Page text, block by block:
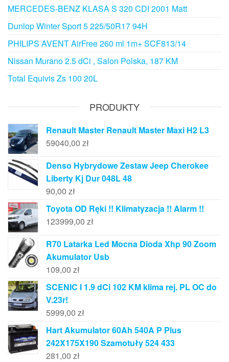
MERCEDES-BENZ KLASA S 320 CDI 2001 Matt
Dunlop Winter Sport 5 225/50R17 94H
PHILIPS AVENT AirFree 260 ml 1m+ SCF813/14
Nissan Murano 2.5 dCi , Salon Polska, 187 KM
Total Equivis Zs 100 20L
PRODUKTY
Renault Master Renault Master Maxi H2 L3
59040,00 zł
Denso Hybrydowe Zestaw Jeep Cherokee
Liberty Kj Dur 048L 48
90,00 zł
Toyota OD Ręki !! Klimatyzacja !! Alarm !!
123999,00 zł
R70 Latarka Led Mocna Dioda Xhp 90 Zoom
Akumulator Usb
109,00 zł
SCENIC I 1.9 dCi 102 KM klima rej. PL OC do
V.23r!
5999,00 zł
Hart Akumulator 60Ah 540A P Plus
242X175X190 Szamotuły 524 433
281,00 zł